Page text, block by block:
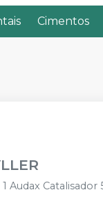
Cimentos
Audax